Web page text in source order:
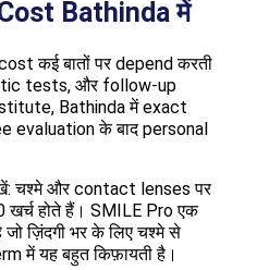
Bathinda में
कई बातों पर depend करती
tests, और follow-up
Bathinda में exact
evaluation के बाद personal
चश्मे और contact lenses पर
खर्च होते हैं। SMILE Pro एक
ज़िंदगी भर के लिए चश्मे से
में यह बहुत किफ़ायती है।